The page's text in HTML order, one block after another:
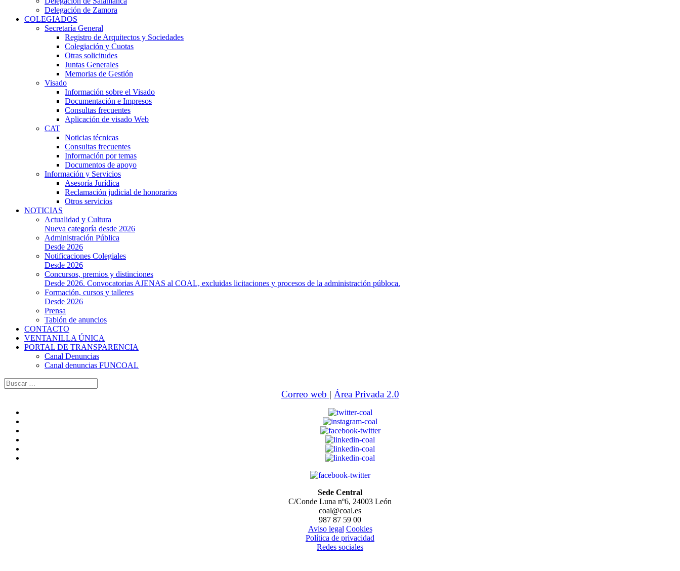
Delegación de Zamora
COLEGIADOS
Secretaría General
Registro de Arquitectos y Sociedades
Colegiación y Cuotas
Otras solicitudes
Juntas Generales
Memorias de Gestión
Visado
Información sobre el Visado
Documentación e Impresos
Consultas frecuentes
Aplicación de visado Web
CAT
Noticias técnicas
Consultas frecuentes
Información por temas
Documentos de apoyo
Información y Servicios
Asesoría Jurídica
Reclamación judicial de honorarios
Otros servicios
NOTICIAS
Actualidad y Cultura
Nueva categoría desde 2026
Administración Pública
Desde 2026
Notificaciones Colegiales
Desde 2026
Concursos, premios y distinciones
Desde 2026. Convocatorias AJENAS al COAL, excluidas licitaciones y procesos de la administración públoca.
Formación, cursos y talleres
Desde 2026
Prensa
Tablón de anuncios
CONTACTO
VENTANILLA ÚNICA
PORTAL DE TRANSPARENCIA
Canal Denuncias
Canal denuncias FUNCOAL
Buscar:
Correo web | Área Privada 2.0
Sede Central
C/Conde Luna nº6, 24003 León
coal@coal.es
987 87 59 00
Aviso legal Cookies
Política de privacidad
Redes sociales